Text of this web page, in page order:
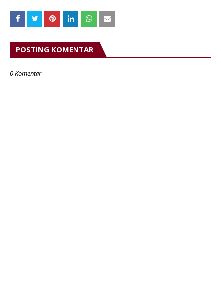
POSTING KOMENTAR
0 Komentar